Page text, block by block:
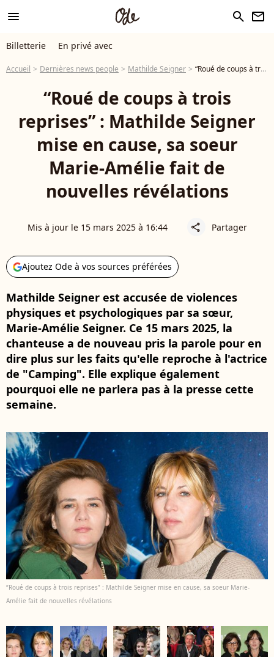
menu search newsletter
Billetterie En privé avec
Accueil Dernières news people Mathilde Seigner “Roué de coups à trois reprises” : Mathilde Seigner mise en cause, sa soeur Marie-Amélie fait de nouvelles révélations
“Roué de coups à trois
reprises” : Mathilde Seigner
mise en cause, sa soeur
Marie-Amélie fait de
nouvelles révélations
Mis à jour le 15 mars 2025 à 16:44 share Partager
Ajoutez Ode à vos sources préférées
Mathilde Seigner est accusée de violences
physiques et psychologiques par sa sœur,
Marie-Amélie Seigner. Ce 15 mars 2025, la
chanteuse a de nouveau pris la parole pour en
dire plus sur les faits qu'elle reproche à l'actrice
de "Camping". Elle explique également
pourquoi elle ne parlera pas à la presse cette
semaine.
“Roué de coups à trois reprises” : Mathilde Seigner mise en cause, sa soeur Marie-
Amélie fait de nouvelles révélations